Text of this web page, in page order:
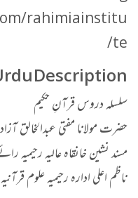
rahimiainstitu
te/
Description
سلسلہ دروس قرآنِ حکیم
حضرت مولانا مفتی عبدالخالق
مسند نشین خانقاہ عالیہ رحیمیہ
ناظم اعلی ادارہ رحیمیہ علوم